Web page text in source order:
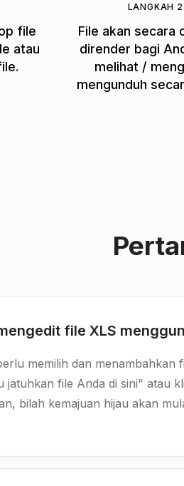
file
atau
LANGKAH 2
File akan secara
dirender bagi
melihat /
mengunduh
file XLS
memilih dan
jatuhkan file Anda di sini" atau
bilah kemajuan hijau akan